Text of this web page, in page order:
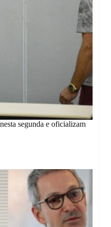
segunda e oficializam